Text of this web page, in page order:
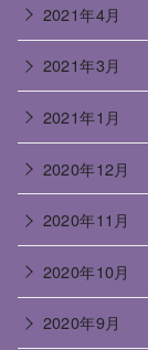
2021年4月
2021年3月
2021年1月
2020年12月
2020年11月
2020年10月
2020年9月